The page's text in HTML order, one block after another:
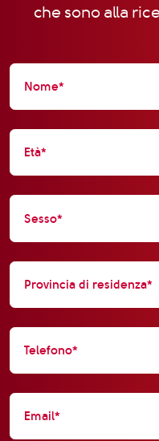
che sono alla